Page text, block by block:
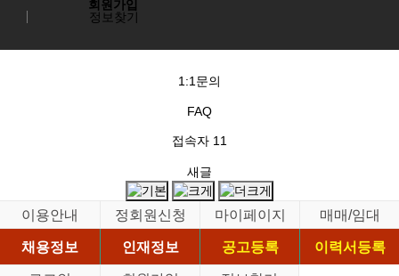
회원가입
정보찾기
1:1문의
FAQ
접속자 11
새글
이용안내 정회원신청 마이페이지
매매/임대
채용정보
인재정보 공고등록
이력서등록